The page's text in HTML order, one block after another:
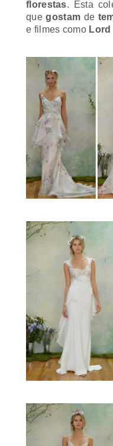
quegostamde
e filmes comoLord